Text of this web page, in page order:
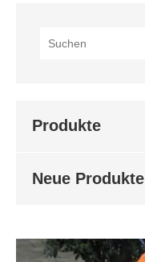
Produkte
Neue Produkte